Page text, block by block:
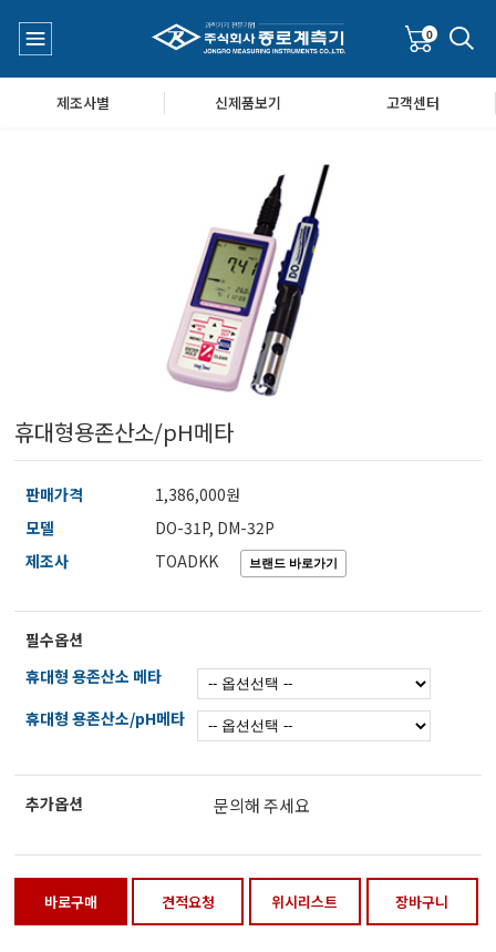
기공기질/미세먼지/가스/소음/진동측정기
속풍량계/온도계/온습도계/기압계
도/농도/염도/당산도/굴절계/편광계/커피농도계
자저울/점도계/핀홀탐지기
분계/회전계/도막두께/초음파두께측정기
업/임업/해양측정기
0
제조사별 신제품보기 고객센터
휴대형용존산소/pH메타
판매가격
1,386,000원
모델
DO-31P, DM-32P
제조사
TOADKK
필수옵션
휴대형 용존산소 메타
휴대형 용존산소/pH메타
추가옵션 문의해 주세요
바로구매 견적요청 위시리스트 장바구니